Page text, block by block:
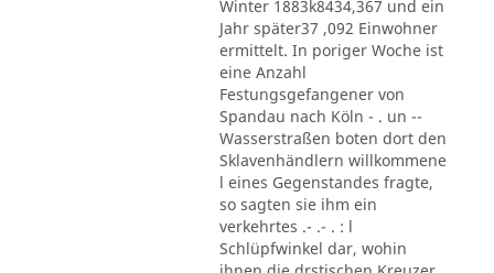
Winter 1883k8434,367 und ein
Jahr später37 ,092 Einwohner
ermittelt. In poriger Woche ist
eine Anzahl
Festungsgefangener von
Spandau nach Köln - . un --
Wasserstraßen boten dort den
Sklavenhändlern willkommene
l eines Gegenstandes fragte,
so sagten sie ihm ein
verkehrtes .- .- . : l
Schlüpfwinkel dar, wohin